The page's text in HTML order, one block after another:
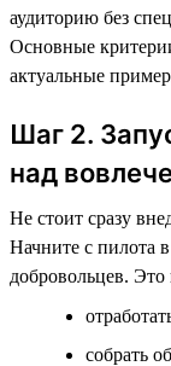
аудиторию без
Основные
актуальные
Шаг 2.
над
Не стоит сразу
Начните с пилота
добровольцев. Это
собрать